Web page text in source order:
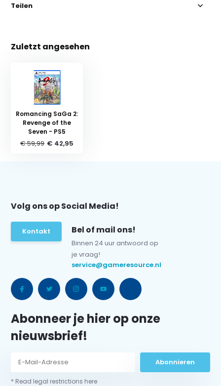
Teilen
Zuletzt angesehen
Romancing SaGa 2:
Revenge of the
Seven - PS5
€ 59,99 € 42,95
Volg ons op Social Media!
Kontakt Bel of mail ons!
Binnen 24 uur antwoord op
je vraag!
service@gameresource.nl
Abonneer je hier op onze
nieuwsbrief!
Abonnieren
* Read legal restrictions here